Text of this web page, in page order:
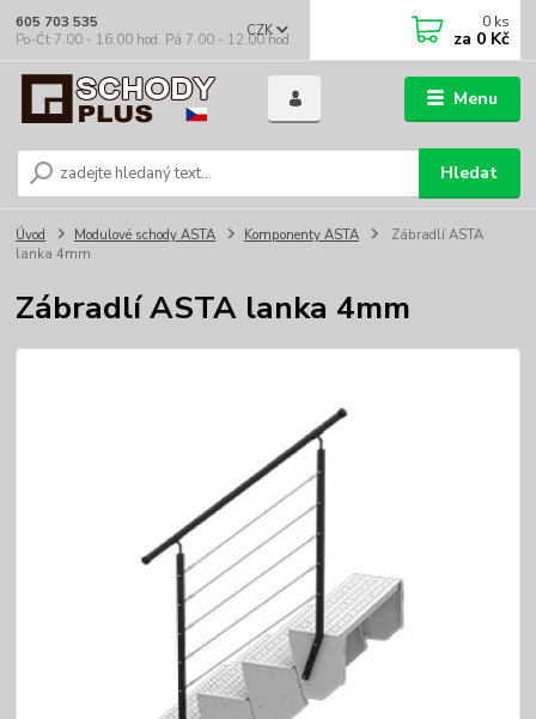
Menu
CZK
Hledat
605 703 535
Po-Čt 7.00 - 16.00 hod. Pá 7.00 - 12.00 hod.
0 ks
za 0 Kč
Úvod Modulové schody ASTA Komponenty ASTA
Zábradlí ASTA
lanka 4mm
Zábradlí ASTA lanka 4mm